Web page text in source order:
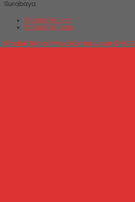
Surabaya
Produk Terkait
Produk Terbaru
Produk Terkait Meja Kantor Lunar LMK